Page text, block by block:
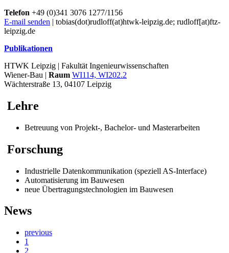
Telefon +49 (0)341 3076 1277/1156
E-mail senden | tobias(dot)rudloff(at)htwk-leipzig.de; rudloff[at)ftz-
leipzig.de
Publikationen
HTWK Leipzig | Fakultät Ingenieurwissenschaften
Wiener-Bau | Raum WI114, WI202.2
Wächterstraße 13, 04107 Leipzig
Lehre
Betreuung von Projekt-, Bachelor- und Masterarbeiten
Forschung
Industrielle Datenkommunikation (speziell AS-Interface)
Automatisierung im Bauwesen
neue Übertragungstechnologien im Bauwesen
News
previous
1
2